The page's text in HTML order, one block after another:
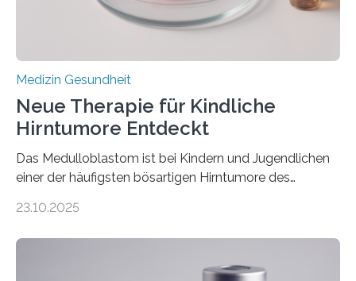
stark kontrahiert…
Medizin Gesundheit
Neue Therapie für Kindliche
Hirntumore Entdeckt
Das Medulloblastom ist bei Kindern und Jugendlichen
einer der häufigsten bösartigen Hirntumore des
Betroffenen können mit heutigen Methoden geheilt
Dringend benötigt werden zielgerichtete Therapien, die
23.10.2025